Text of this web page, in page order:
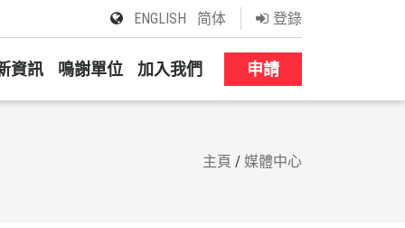
ENGLISH 简体 登錄
資訊 鳴謝單位 加入我們 申請
主頁 / 媒體中心